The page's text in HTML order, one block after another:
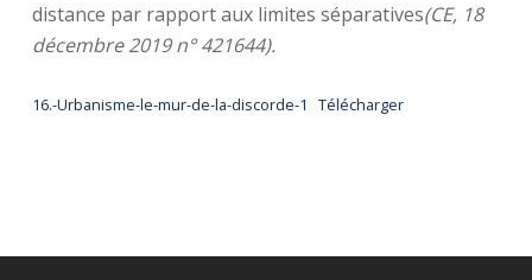
distance par rapport aux limites séparatives(CE, 18
décembre 2019 n° 421644).
16.-Urbanisme-le-mur-de-la-discorde-1 Télécharger